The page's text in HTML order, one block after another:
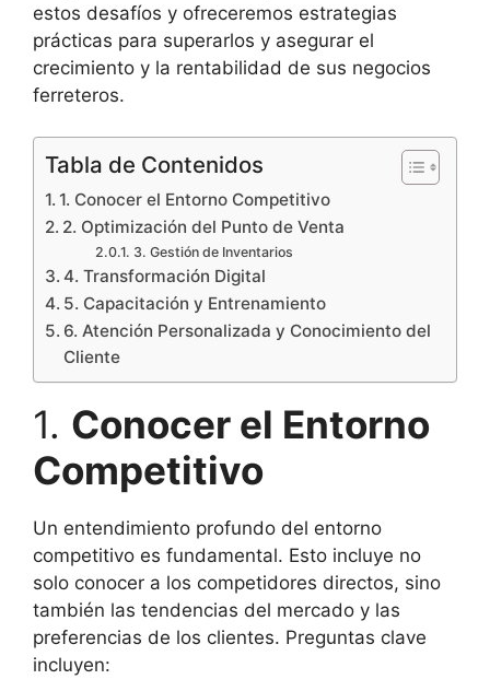
estos desafíos y ofreceremos estrategias
prácticas para superarlos y asegurar el
crecimiento y la rentabilidad de sus negocios
ferreteros.
Tabla de Contenidos
1. Conocer el Entorno Competitivo
2. Optimización del Punto de Venta
3. Gestión de Inventarios
4. Transformación Digital
5. Capacitación y Entrenamiento
6. Atención Personalizada y Conocimiento del
Cliente
1. Conocer el Entorno
Competitivo
Un entendimiento profundo del entorno
competitivo es fundamental. Esto incluye no
solo conocer a los competidores directos, sino
también las tendencias del mercado y las
preferencias de los clientes. Preguntas clave
incluyen: